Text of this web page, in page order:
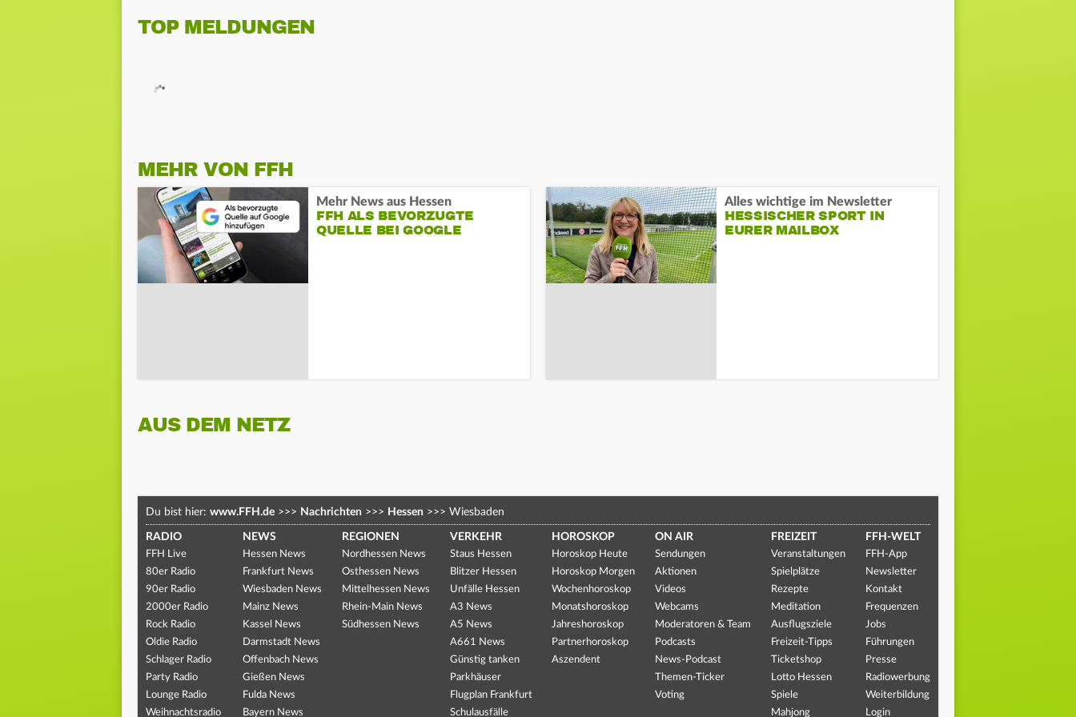
TOP MELDUNGEN
MEHR VON FFH
Mehr News aus Hessen
FFH ALS BEVORZUGTE
QUELLE BEI GOOGLE
Alles wichtige im Newsletter
HESSISCHER SPORT IN
EURER MAILBOX
AUS DEM NETZ
Du bist hier: www.FFH.de >>> Nachrichten >>> Hessen >>> Wiesbaden
RADIO
FFH Live
80er Radio
90er Radio
2000er Radio
Rock Radio
Oldie Radio
Schlager Radio
Party Radio
Lounge Radio
Weihnachtsradio
NEWS
Hessen News
Frankfurt News
Wiesbaden News
Mainz News
Kassel News
Darmstadt News
Offenbach News
Gießen News
Fulda News
Bayern News
REGIONEN
Nordhessen News
Osthessen News
Mittelhessen News
Rhein-Main News
Südhessen News
VERKEHR
Staus Hessen
Blitzer Hessen
Unfälle Hessen
A3 News
A5 News
A661 News
Günstig tanken
Parkhäuser
Flugplan Frankfurt
Schulausfälle
HOROSKOP
Horoskop Heute
Horoskop Morgen
Wochenhoroskop
Monatshoroskop
Jahreshoroskop
Partnerhoroskop
Aszendent
ON AIR
Sendungen
Aktionen
Videos
Webcams
Moderatoren & Team
Podcasts
News-Podcast
Themen-Ticker
Voting
FREIZEIT
Veranstaltungen
Spielplätze
Rezepte
Meditation
Ausflugsziele
Freizeit-Tipps
Ticketshop
Lotto Hessen
Spiele
Mahjong
FFH-WELT
FFH-App
Newsletter
Kontakt
Frequenzen
Jobs
Führungen
Presse
Radiowerbung
Weiterbildung
Login